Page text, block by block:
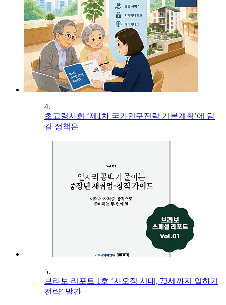
4.
초고령사회 ‘제1차 국가인구전략 기본계획’에 담
길 정책은
5.
브라보 리포트 1호 ‘사오정 시대, 73세까지 일하기
전략’ 발간